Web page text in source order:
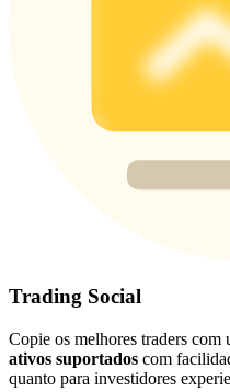
New Listing Futures Fest
Trade New Futures, Win
77,777+3k Rewards
Trading Social
Copie os melhores traders com
ativos suportados com
quanto para investidores